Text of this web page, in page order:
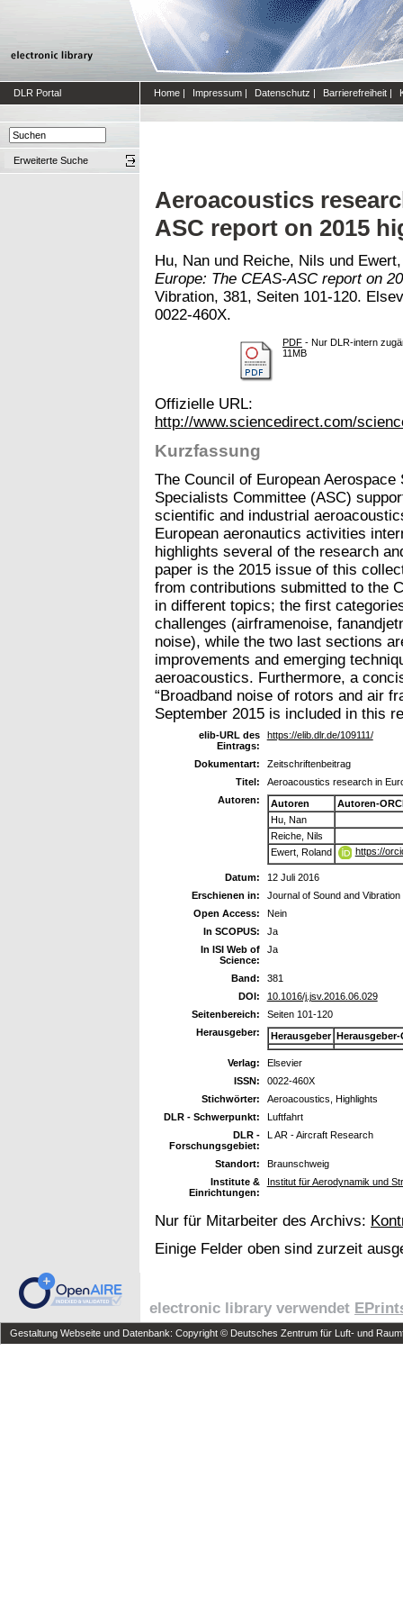
DLR Portal Home | Impressum | Datenschutz | Barrierefreiheit |
Erweiterte Suche
Aeroacoustics
ASC report on 2015
Hu, Nan und Reiche, Nils und
Europe: The CEAS-ASC report on
Vibration, 381, Seiten 101-120.
0022-460X.
PDF - Nur DLR-intern
11MB
Offizielle URL:
http://www.sciencedirect.com/
Kurzfassung
The Council of European
Specialists Committee (ASC)
scientific and industrial
European aeronautics activities
highlights several of the research
paper is the 2015 issue of this
from contributions submitted to the
in different topics; the first
challenges (airframenoise,
noise), while the two last sections
improvements and emerging
aeroacoustics. Furthermore, a
“Broadband noise of rotors and air
September 2015 is included in this
elib-URL des
Eintrags:
https://elib.dlr.de/109111/
Dokumentart:
Zeitschriftenbeitrag
Titel:
Aeroacoustics research in
Autoren:
Autoren
Autoren-
Hu, Nan
Reiche, Nils
Ewert, Roland
https://
Datum:
12 Juli 2016
Erschienen in:
Journal of Sound and Vibration
Open Access:
Nein
In SCOPUS:
Ja
In ISI Web of
Science:
Ja
Band:
381
DOI:
10.1016/j.jsv.2016.06.029
Seitenbereich:
Seiten 101-120
Herausgeber:
Herausgeber Herausgeber-
Verlag:
Elsevier
ISSN:
0022-460X
Stichwörter:
Aeroacoustics, Highlights
DLR - Schwerpunkt:
Luftfahrt
DLR -
Forschungsgebiet:
L AR - Aircraft Research
Standort:
Braunschweig
Institute &
Einrichtungen:
Institut für Aerodynamik und
Nur für Mitarbeiter des Archivs:
Einige Felder oben sind zurzeit
electronic library verwendet
Gestaltung Webseite und Datenbank: Copyright © Deutsches Zentrum für Luft- und